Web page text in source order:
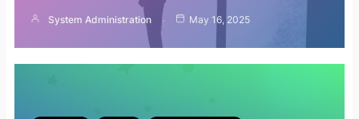
System Administration May 16, 2025